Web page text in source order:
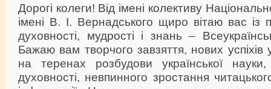
Дорогі колеги! Від імені колективу
імені В. І. Вернадського щиро вітаю вас із
духовності, мудрості і знань –
Бажаю вам творчого завзяття, нових успіхів
на теренах розбудови української науки,
духовності, невпинного зростання